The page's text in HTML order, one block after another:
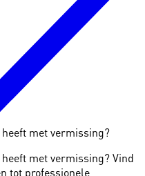
met vermissing?
met vermissing? Vind
tot professionele